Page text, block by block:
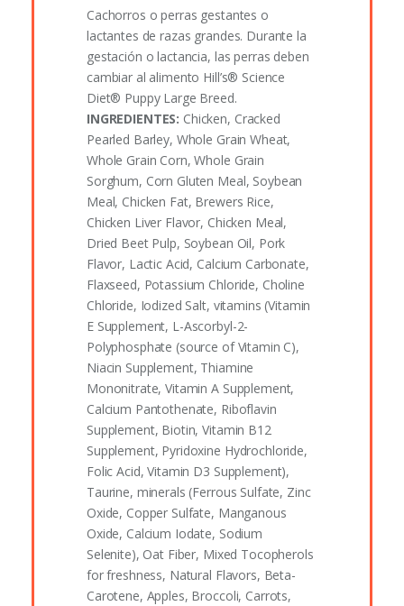
Cachorros o perras gestantes o
lactantes de razas grandes. Durante la
gestación o lactancia, las perras deben
cambiar al alimento Hill’s® Science
Diet® Puppy Large Breed.
INGREDIENTES: Chicken, Cracked
Pearled Barley, Whole Grain Wheat,
Whole Grain Corn, Whole Grain
Sorghum, Corn Gluten Meal, Soybean
Meal, Chicken Fat, Brewers Rice,
Chicken Liver Flavor, Chicken Meal,
Dried Beet Pulp, Soybean Oil, Pork
Flavor, Lactic Acid, Calcium Carbonate,
Flaxseed, Potassium Chloride, Choline
Chloride, Iodized Salt, vitamins (Vitamin
E Supplement, L-Ascorbyl-2-
Polyphosphate (source of Vitamin C),
Niacin Supplement, Thiamine
Mononitrate, Vitamin A Supplement,
Calcium Pantothenate, Riboflavin
Supplement, Biotin, Vitamin B12
Supplement, Pyridoxine Hydrochloride,
Folic Acid, Vitamin D3 Supplement),
Taurine, minerals (Ferrous Sulfate, Zinc
Oxide, Copper Sulfate, Manganous
Oxide, Calcium Iodate, Sodium
Selenite), Oat Fiber, Mixed Tocopherols
for freshness, Natural Flavors, Beta-
Carotene, Apples, Broccoli, Carrots,